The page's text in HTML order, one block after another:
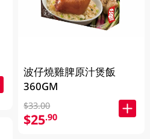
波仔燒雞脾原汁煲飯
360GM
$33.00
$25.90